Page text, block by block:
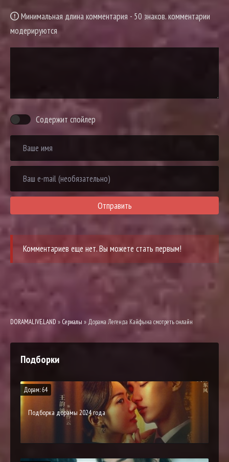
Минимальная длина комментария - 50 знаков. комментарии
модерируются
Содержит спойлер
Отправить
Комментариев еще нет. Вы можете стать первым!
DORAMALIVE.LAND » Сериалы » Дорама Легенда Кайфына смотреть онлайн
Подборки
Дорам: 64
Подборка дорамы 2024 года